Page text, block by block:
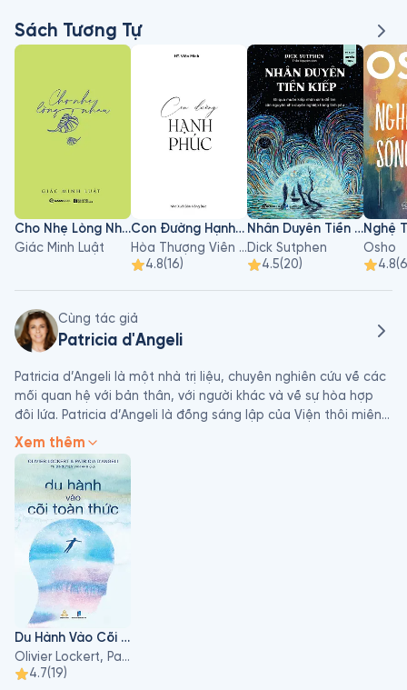
Sách Tương Tự
Cho Nhẹ Lòng Nhau
Giác Minh Luật
Con Đường Hạnh Phúc
Hòa Thượng Viên Minh
4.8(16)
Nhân Duyên Tiền Kiếp
Dick Sutphen
4.5(20)
Osho
4.8(
Cùng tác giả
Patricia d'Angeli
Patricia d’Angeli là một nhà trị liệu, chuyên nghiên cứu về các
mối quan hệ với bản thân, với người khác và về sự hòa hợp
đôi lứa. Patricia d’Angeli là đồng sáng lập của Viện thôi miên
nhân văn và thôi miên Erickson (IFHE), nơi cô tham gia đào tạo
chuyên nghiệp. Cô cũng điều hành các hội thảo về mối quan
hệ với bản thân và người xung quanh, trị liệu cặp đôi, diễn giải
giấc mơ,  Được đào tạo về tâm lý học phân tích trường phái
Jung (phân tích biểu tượng, giải nghĩa giấc mơ) cũng như NLP,
Rebirth và kỹ thuật thở Holotropic, Patricia d’Angeli là đồng
sáng lập thôi miên Nhân văn, mà “Liệu pháp biểu tượng nâng
cao” được trình bày trong cuốn sách này là một trong những
công cụ quan trọng nhất. Nó còn có mục đích chữa lành
những tổn thương gốc rễ của cá nhân, nhằm cân bằng các
khía cạnh tính nữ và tính nam nội tâm mang đến trợ giúp
trong các giai đoạn quan trọng của cuộc sống: kết hôn, sinh
con, ly dị, mất người thân, thay đổi sự nghiệp, cũng như những
khó khăn trong quá trình tiến hóa tâm thức và xã hội của
Xem thêm
Du Hành Vào Cõi Toàn Thức
Olivier Lockert, Patricia d'Angeli
4.7(19)